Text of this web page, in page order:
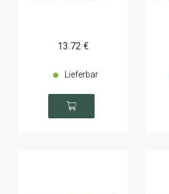
13.72 €
Lieferbar